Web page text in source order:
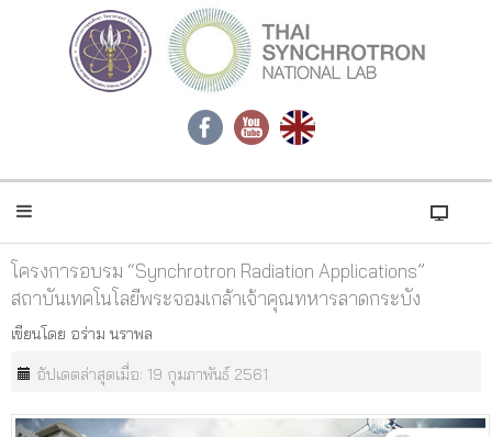
โครงการอบรม “Synchrotron Radiation Applications”
สถาบันเทคโนโลยีพระจอมเกล้าเจ้าคุณทหารลาดกระบัง
เขียนโดย อร่าม นราพล
อัปเดตล่าสุดเมื่อ: 19 กุมภาพันธ์ 2561